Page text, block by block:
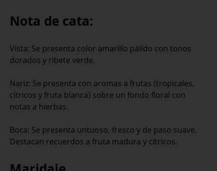
Nota de cata:
Vista: Se presenta color amarillo pálido con tonos
dorados y ribete verde.
Nariz: Se presenta con aromas a frutas (tropicales,
cítricos y fruta blanca) sobre un fondo floral con
notas a hierbas.
Boca: Se presenta untuoso, fresco y de paso suave.
Destacan recuerdos a fruta madura y cítricos.